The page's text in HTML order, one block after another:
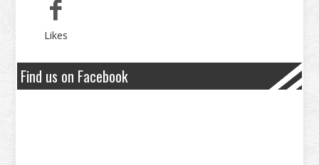
Likes
Find us on Facebook